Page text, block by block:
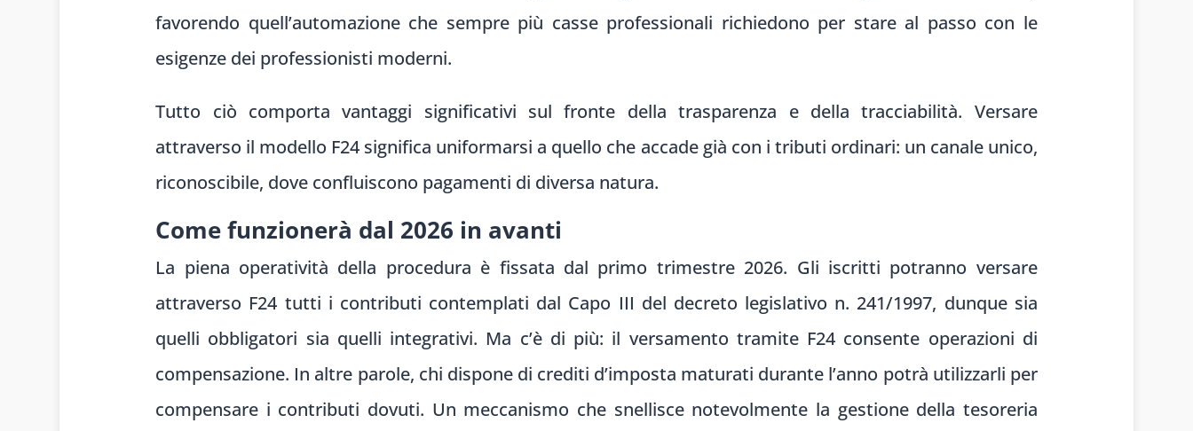
favorendo quell’automazione che sempre più casse professionali richiedono per stare al passo con le
esigenze dei professionisti moderni.
Tutto ciò comporta vantaggi significativi sul fronte della trasparenza e della tracciabilità. Versare
attraverso il modello F24 significa uniformarsi a quello che accade già con i tributi ordinari: un canale unico,
riconoscibile, dove confluiscono pagamenti di diversa natura.
Come funzionerà dal 2026 in avanti
La piena operatività della procedura è fissata dal primo trimestre 2026. Gli iscritti potranno versare
attraverso F24 tutti i contributi contemplati dal Capo III del decreto legislativo n. 241/1997, dunque sia
quelli obbligatori sia quelli integrativi. Ma c’è di più: il versamento tramite F24 consente operazioni di
compensazione. In altre parole, chi dispone di crediti d’imposta maturati durante l’anno potrà utilizzarli per
compensare i contributi dovuti. Un meccanismo che snellisce notevolmente la gestione della tesoreria